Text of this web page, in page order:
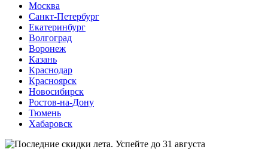
Москва
Санкт-Петербург
Екатеринбург
Волгоград
Воронеж
Казань
Краснодар
Красноярск
Новосибирск
Ростов-на-Дону
Тюмень
Хабаровск